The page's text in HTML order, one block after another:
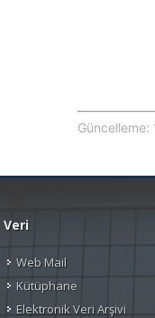
Veri
Web Mail
Kütüphane
Elektronik Veri Arşivi